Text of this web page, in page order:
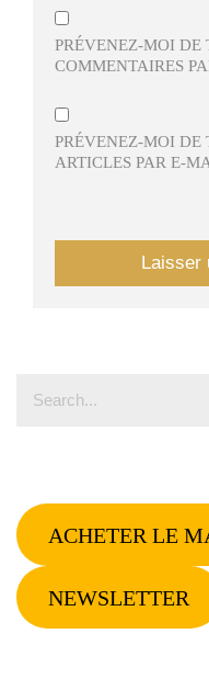
PRÉVENEZ-MOI DE
COMMENTAIRES
PRÉVENEZ-MOI DE
ARTICLES PAR E-
ACHETER LE
NEWSLETTER